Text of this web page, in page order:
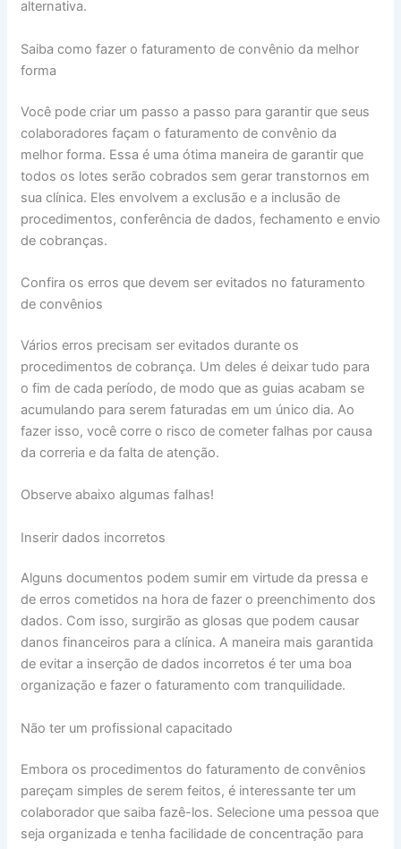
alternativa.
Saiba como fazer o faturamento de convênio da melhor
forma
Você pode criar um passo a passo para garantir que seus
colaboradores façam o faturamento de convênio da
melhor forma. Essa é uma ótima maneira de garantir que
todos os lotes serão cobrados sem gerar transtornos em
sua clínica. Eles envolvem a exclusão e a inclusão de
procedimentos, conferência de dados, fechamento e envio
de cobranças.
Confira os erros que devem ser evitados no faturamento
de convênios
Vários erros precisam ser evitados durante os
procedimentos de cobrança. Um deles é deixar tudo para
o fim de cada período, de modo que as guias acabam se
acumulando para serem faturadas em um único dia. Ao
fazer isso, você corre o risco de cometer falhas por causa
da correria e da falta de atenção.
Observe abaixo algumas falhas!
Inserir dados incorretos
Alguns documentos podem sumir em virtude da pressa e
de erros cometidos na hora de fazer o preenchimento dos
dados. Com isso, surgirão as glosas que podem causar
danos financeiros para a clínica. A maneira mais garantida
de evitar a inserção de dados incorretos é ter uma boa
organização e fazer o faturamento com tranquilidade.
Não ter um profissional capacitado
Embora os procedimentos do faturamento de convênios
pareçam simples de serem feitos, é interessante ter um
colaborador que saiba fazê-los. Selecione uma pessoa que
seja organizada e tenha facilidade de concentração para